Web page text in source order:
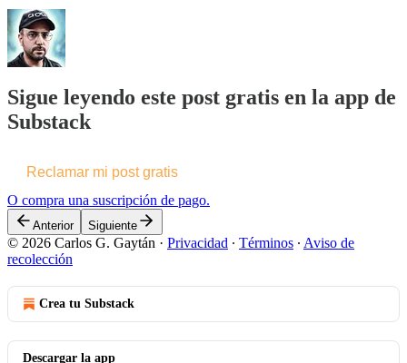
Sigue leyendo este post gratis en la app de
Substack
Reclamar mi post gratis
O compra una suscripción de pago.
Anterior Siguiente
© 2026 Carlos G. Gaytán · Privacidad ∙ Términos ∙ Aviso de
recolección
Crea tu Substack
Descargar la app